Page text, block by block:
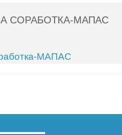
СОРАБОТКА-МАПАС
МАПАС